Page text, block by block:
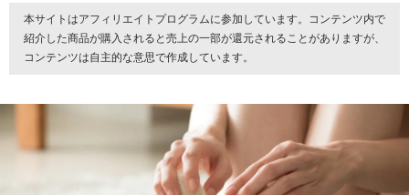
本サイトはアフィリエイトプログラムに参加しています。コンテンツ内で
紹介した商品が購入されると売上の一部が還元されることがありますが、
コンテンツは自主的な意思で作成しています。